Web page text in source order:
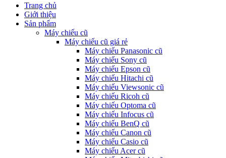
Trang chủ
Giới thiệu
Sản phẩm
Máy chiếu cũ
Máy chiếu cũ giá rẻ
Máy chiếu Panasonic cũ
Máy chiếu Sony cũ
Máy chiếu Epson cũ
Máy chiếu Hitachi cũ
Máy chiếu Viewsonic cũ
Máy chiếu Ricoh cũ
Máy chiếu Optoma cũ
Máy chiếu Infocus cũ
Máy chiếu BenQ cũ
Máy chiếu Canon cũ
Máy chiếu Casio cũ
Máy chiếu Acer cũ